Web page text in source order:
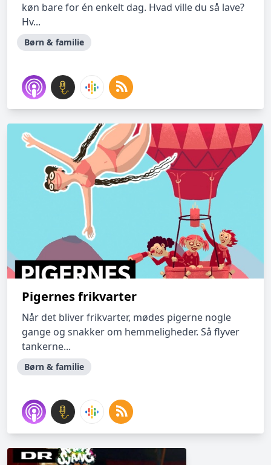
køn bare for én enkelt dag. Hvad ville du så lave?
Hv...
Børn & familie
Pigernes frikvarter
Når det bliver frikvarter, mødes pigerne nogle
gange og snakker om hemmeligheder. Så flyver
tankerne...
Børn & familie